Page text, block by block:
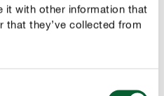
it with other information that
that they’ve collected from